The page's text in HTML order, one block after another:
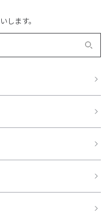
します。